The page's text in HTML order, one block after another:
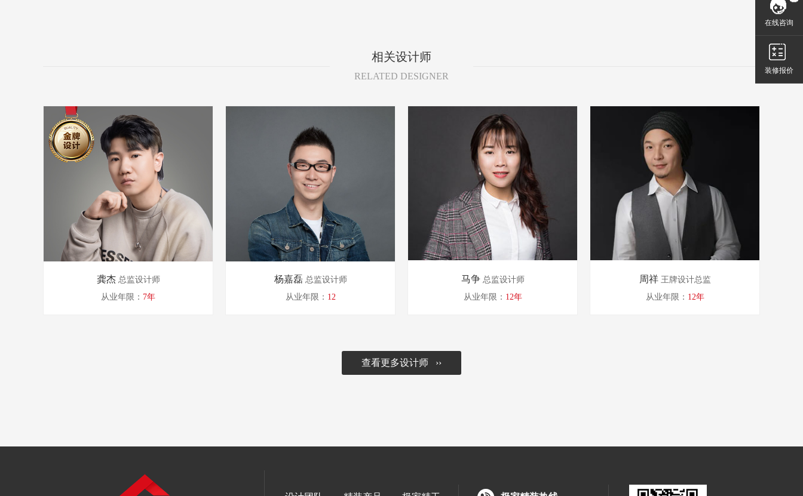
相关设计师
RELATED DESIGNER
龚杰 总监设计师
从业年限： 7年
杨嘉磊 总监设计师
从业年限： 12
马争 总监设计师
从业年限： 12年
周祥 王牌设计总监
从业年限： 12年
查看更多设计师 ››
在线咨询
装修报价